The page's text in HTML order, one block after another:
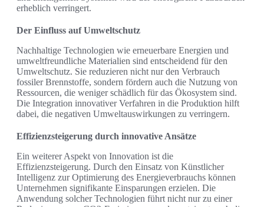
erheblich verringert.
Der Einfluss auf Umweltschutz
Nachhaltige Technologien wie erneuerbare Energien und
umweltfreundliche Materialien sind entscheidend für den
Umweltschutz. Sie reduzieren nicht nur den Verbrauch
fossiler Brennstoffe, sondern fördern auch die Nutzung von
Ressourcen, die weniger schädlich für das Ökosystem sind.
Die Integration innovativer Verfahren in die Produktion hilft
dabei, die negativen Umweltauswirkungen zu verringern.
Effizienzsteigerung durch innovative Ansätze
Ein weiterer Aspekt von Innovation ist die
Effizienzsteigerung. Durch den Einsatz von Künstlicher
Intelligenz zur Optimierung des Energieverbrauchs können
Unternehmen signifikante Einsparungen erzielen. Die
Anwendung solcher Technologien führt nicht nur zu einer